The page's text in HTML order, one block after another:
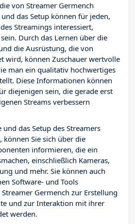
von Streamer Germench
das Setup können für jeden,
Streamings interessiert,
Durch das Lernen über die
die Ausrüstung, die von
wird, können Zuschauer wertvolle
man ein qualitativ hochwertiges
Diese Informationen können
diejenigen sein, die gerade erst
Streams verbessern
das Setup des Streamers
können Sie sich über die
informieren, die ein
einschließlich Kameras,
und mehr. Sie können auch
Software- und Tools
Germench zur Erstellung
und zur Interaktion mit ihrer
werden.